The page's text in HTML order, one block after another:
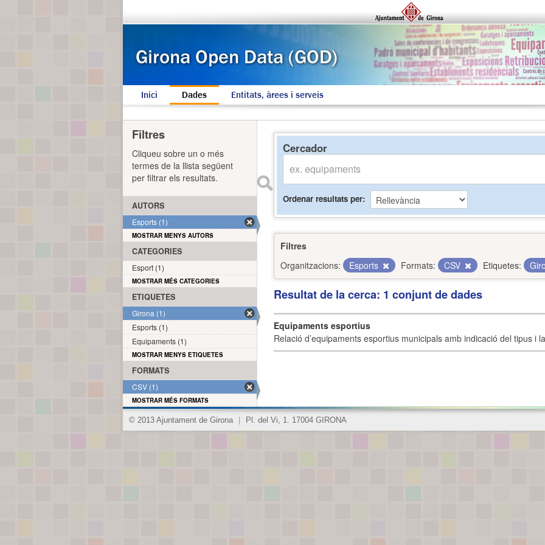
Inici Dades Entitats, àrees i serveis
Cercador
Ordenar resultats per
Filtres
Organitzacions:
Esports Formats: CSV Etiquetes:
Resultat de la cerca: 1 conjunt de dades
Equipaments esportius
Relació d’equipaments esportius municipals amb indicació del tipus i
Filtres
Cliqueu sobre un o més
termes de la llista següent
per filtrar els resultats.
AUTORS
Esports (1)
MOSTRAR MENYS AUTORS
CATEGORIES
Esport (1)
MOSTRAR MÉS CATEGORIES
ETIQUETES
Girona (1)
Esports (1)
Equipaments (1)
MOSTRAR MENYS ETIQUETES
FORMATS
CSV (1)
MOSTRAR MÉS FORMATS
© 2013 Ajuntament de Girona Pl. del Vi, 1. 17004 GIRONA